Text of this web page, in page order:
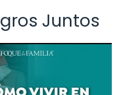
Juntos